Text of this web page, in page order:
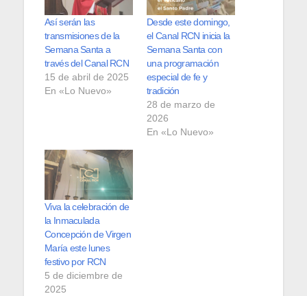
Así serán las
transmisiones de la
Semana Santa a
través del Canal RCN
15 de abril de 2025
En «Lo Nuevo»
Desde este domingo,
el Canal RCN inicia la
Semana Santa con
una programación
especial de fe y
tradición
28 de marzo de
2026
En «Lo Nuevo»
Viva la celebración de
la Inmaculada
Concepción de Virgen
María este lunes
festivo por RCN
5 de diciembre de
2025